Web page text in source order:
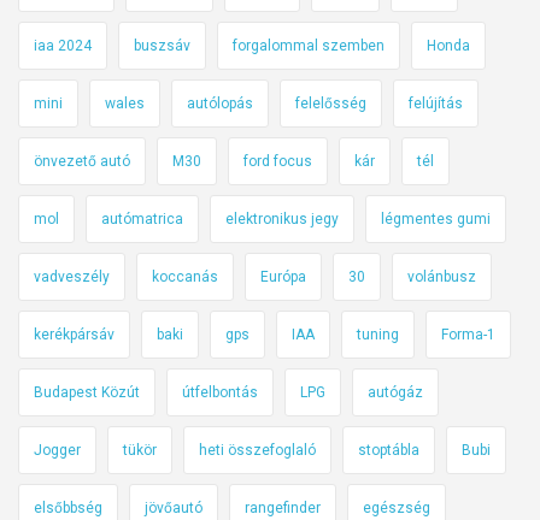
iaa 2024 buszsáv forgalommal szemben Honda
mini wales autólopás felelősség felújítás
önvezető autó M30 ford focus kár tél
mol autómatrica elektronikus jegy légmentes gumi
vadveszély koccanás Európa 30 volánbusz
kerékpársáv baki gps IAA tuning Forma-1
Budapest Közút útfelbontás LPG autógáz
Jogger tükör heti összefoglaló stoptábla Bubi
elsőbbség jövőautó rangefinder egészség